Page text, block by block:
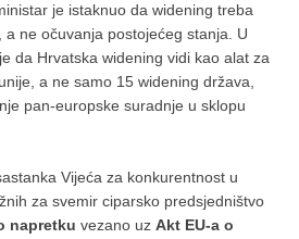
je istaknuo da widening treba
ne očuvanja postojećeg stanja. U
da Hrvatska widening vidi kao alat za
a ne samo 15 widening država,
pan-europske suradnje u sklopu
Vijeća za konkurentnost u
za svemir ciparsko predsjedništvo
napretku vezano uzAkt EU-a o